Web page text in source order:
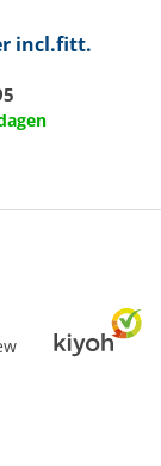
incl.fitt.